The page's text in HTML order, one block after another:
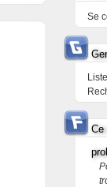
Se
Ce